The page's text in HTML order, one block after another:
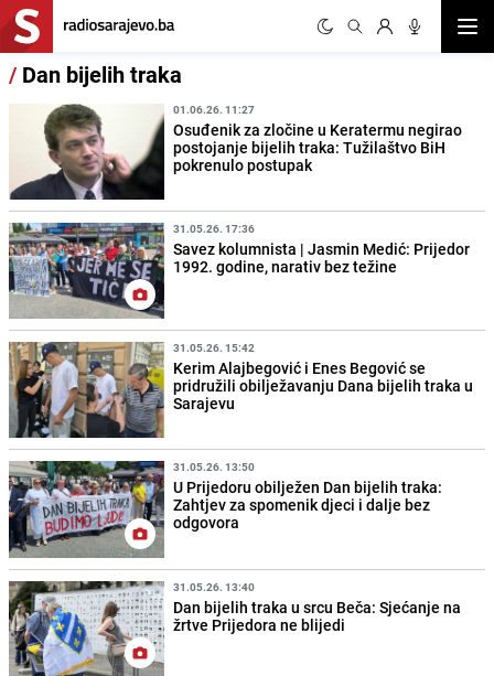
/ Dan bijelih traka
01.06.26. 11:27
Osuđenik za zločine u Keratermu negirao
postojanje bijelih traka: Tužilaštvo BiH
pokrenulo postupak
31.05.26. 17:36
Savez kolumnista | Jasmin Medić: Prijedor
1992. godine, narativ bez težine
31.05.26. 15:42
Kerim Alajbegović i Enes Begović se
pridružili obilježavanju Dana bijelih traka u
Sarajevu
31.05.26. 13:50
U Prijedoru obilježen Dan bijelih traka:
Zahtjev za spomenik djeci i dalje bez
odgovora
31.05.26. 13:40
Dan bijelih traka u srcu Beča: Sjećanje na
žrtve Prijedora ne blijedi